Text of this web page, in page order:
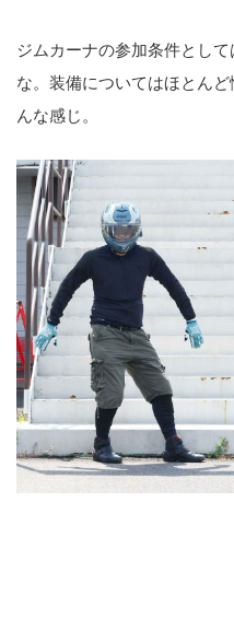
ジムカーナの参加条件とし
な。装備についてはほとん
んな感じ。